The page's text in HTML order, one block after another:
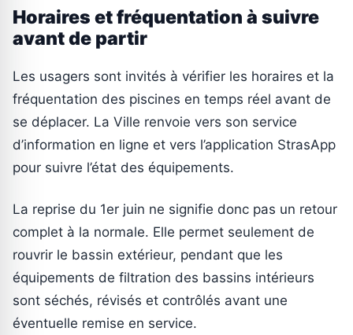
Horaires et fréquentation à suivre
avant de partir
Les usagers sont invités à vérifier les horaires et la
fréquentation des piscines en temps réel avant de
se déplacer. La Ville renvoie vers son service
d’information en ligne et vers l’application StrasApp
pour suivre l’état des équipements.
La reprise du 1er juin ne signifie donc pas un retour
complet à la normale. Elle permet seulement de
rouvrir le bassin extérieur, pendant que les
équipements de filtration des bassins intérieurs
sont séchés, révisés et contrôlés avant une
éventuelle remise en service.